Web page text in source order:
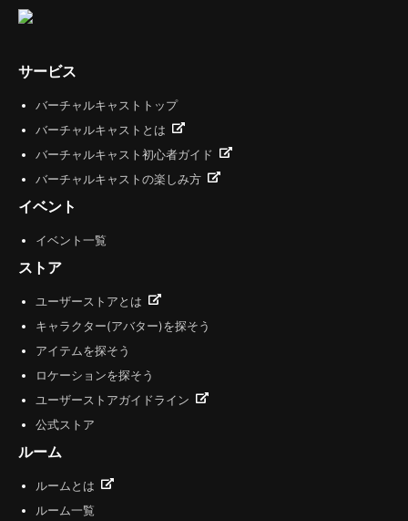
サービス
バーチャルキャストトップ
バーチャルキャストとは
バーチャルキャスト初心者ガイド
バーチャルキャストの楽しみ方
イベント
イベント一覧
ストア
ユーザーストアとは
キャラクター(アバター)を探そう
アイテムを探そう
ロケーションを探そう
ユーザーストアガイドライン
公式ストア
ルーム
ルームとは
ルーム一覧